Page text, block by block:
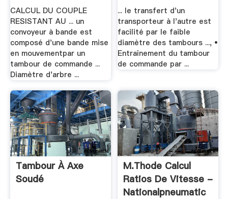
CALCUL DU COUPLE
RESISTANT AU ... un
convoyeur à bande est
composé d'une bande mise
en mouvementpar un
tambour de commande ...
Diamètre d'arbre ...
... le transfert d'un
transporteur à l'autre est
facilité par le faible
diamètre des tambours ..., •
Entraînement du tambour
de commande par ...
Tambour À Axe
Soudé
M.thode Calcul
Ratios De Vitesse -
Nationalpneumatic